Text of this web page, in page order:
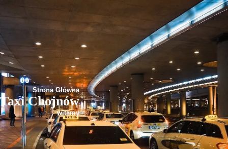
Strona Główna
Taxi Chojnów
witamy